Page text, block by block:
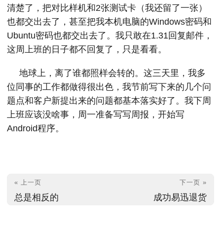
清楚了，把对比样机和2张测试卡（我还留了一张）
也都交出去了，甚至把我本机电脑的Windows密码和
Ubuntu密码也都交出去了。我只敢在1.31回复邮件，
这周上班的日子都不回复了，只是看看。
地球上，离了谁都照样会转的。这三天里，我多
位同事的工作都做得很出色，我节前写下来的几个问
题点和客户新提出来的问题都基本落实好了。我下周
上班应该没啥事，周一准备写写周报，开始写
Android程序。
« 上一页
总是相反的
下一页 »
成功易迅退货